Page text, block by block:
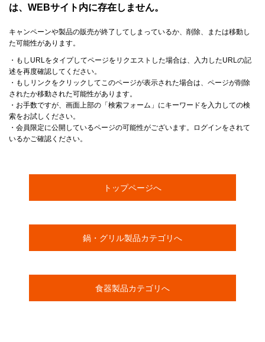
は、WEBサイト内に存在しません。
キャンペーンや製品の販売が終了してしまっているか、削除、または移動し
た可能性があります。
・もしURLをタイプしてページをリクエストした場合は、入力したURLの記
述を再度確認してください。
・もしリンクをクリックしてこのページが表示された場合は、ページが削除
されたか移動された可能性があります。
・お手数ですが、画面上部の「検索フォーム」にキーワードを入力しての検
索をお試しください。
・会員限定に公開しているページの可能性がございます。ログインをされて
いるかご確認ください。
トップページへ
鍋・グリル製品カテゴリへ
食器製品カテゴリへ